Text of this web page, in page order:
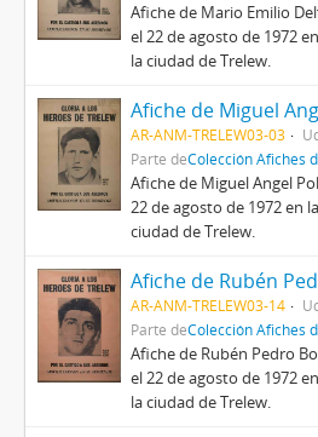
Afiche de Mario Emilio
el 22 de agosto de 1972
la ciudad de Trelew.
Afiche de Miguel
AR-ANM-TRELEW03-03
Parte deColección Afiches
Afiche de Miguel Angel
22 de agosto de 1972 en
ciudad de Trelew.
Afiche de Rubén
AR-ANM-TRELEW03-14
Parte deColección Afiches
Afiche de Rubén Pedro
el 22 de agosto de 1972
la ciudad de Trelew.